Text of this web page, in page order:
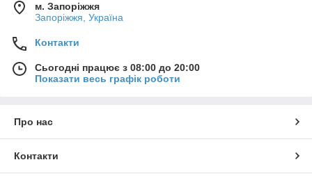
м. Запоріжжя
Запоріжжя, Україна
Контакти
Сьогодні працює з 08:00 до 20:00
Показати весь графік роботи
Про нас
Контакти